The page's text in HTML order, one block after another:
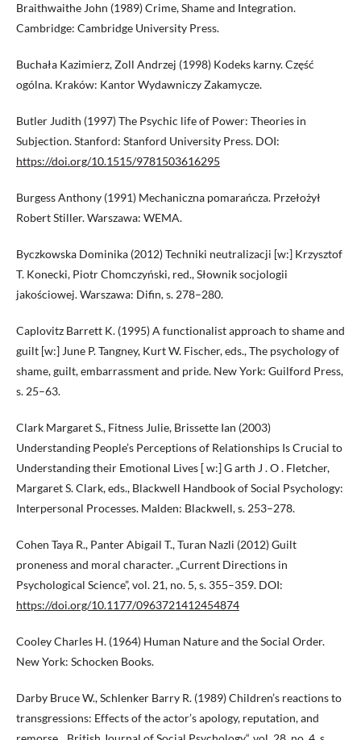
Braithwaithe John (1989) Crime, Shame and Integration.
Cambridge: Cambridge University Press.
Buchała Kazimierz, Zoll Andrzej (1998) Kodeks karny. Część
ogólna. Kraków: Kantor Wydawniczy Zakamycze.
Butler Judith (1997) The Psychic life of Power: Theories in
Subjection. Stanford: Stanford University Press. DOI:
https://doi.org/10.1515/9781503616295
Burgess Anthony (1991) Mechaniczna pomarańcza. Przełożył
Robert Stiller. Warszawa: WEMA.
Byczkowska Dominika (2012) Techniki neutralizacji [w:] Krzysztof
T. Konecki, Piotr Chomczyński, red., Słownik socjologii
jakościowej. Warszawa: Difin, s. 278–280.
Caplovitz Barrett K. (1995) A functionalist approach to shame and
guilt [w:] June P. Tangney, Kurt W. Fischer, eds., The psychology of
shame, guilt, embarrassment and pride. New York: Guilford Press,
s. 25–63.
Clark Margaret S., Fitness Julie, Brissette Ian (2003)
Understanding People’s Perceptions of Relationships Is Crucial to
Understanding their Emotional Lives [ w:] G arth J . O . Fletcher,
Margaret S. Clark, eds., Blackwell Handbook of Social Psychology:
Interpersonal Processes. Malden: Blackwell, s. 253–278.
Cohen Taya R., Panter Abigail T., Turan Nazli (2012) Guilt
proneness and moral character. „Current Directions in
Psychological Science”, vol. 21, no. 5, s. 355–359. DOI:
https://doi.org/10.1177/0963721412454874
Cooley Charles H. (1964) Human Nature and the Social Order.
New York: Schocken Books.
Darby Bruce W., Schlenker Barry R. (1989) Children’s reactions to
transgressions: Effects of the actor’s apology, reputation, and